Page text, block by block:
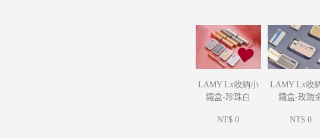
LAMY Lx收納小
鐵盒-珍珠白
NT$ 0
LAMY Lx收
鐵盒-玫瑰
NT$ 0